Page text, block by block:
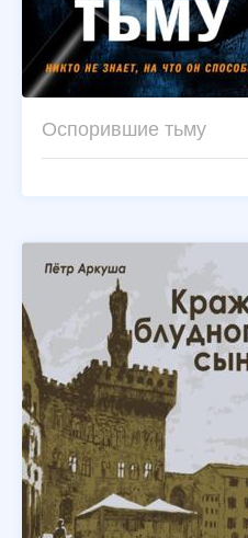
Оспорившие тьму